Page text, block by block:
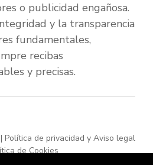
o publicidad engañosa.
y la transparencia
fundamentales,
recibas
y precisas.
Política de privacidad y Aviso legal
de Cookies